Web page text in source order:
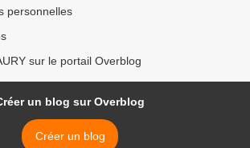
personnelles
sur le portail Overblog
un blog sur Overblog
Créer un blog